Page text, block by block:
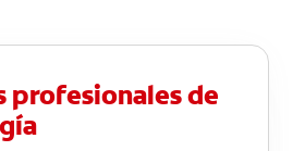
profesionales de